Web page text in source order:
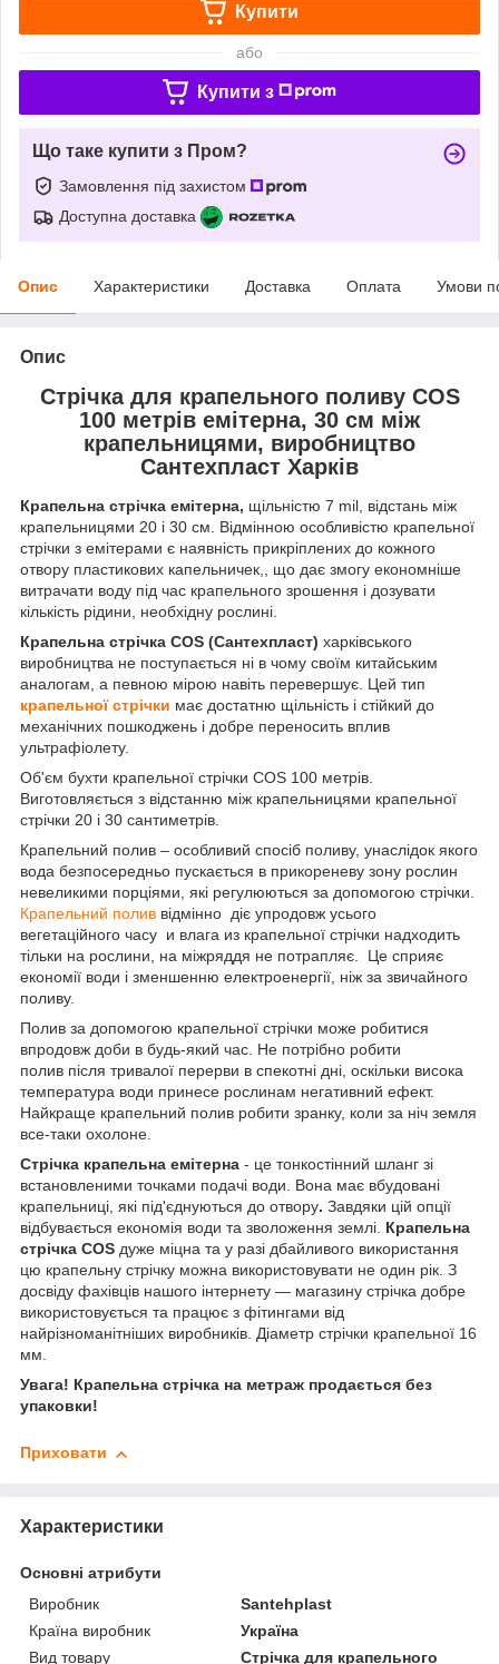
Купити
або
Купити з
Що таке купити з Пром?
Замовлення під захистом
Доступна доставка
Опис Характеристики Доставка Оплата Умови
Опис
Стрічка для крапельного поливу COS
100 метрів емітерна, 30 см між
крапельницями, виробництво
Сантехпласт Харків
Крапельна стрічка емітерна, щільністю 7 mil, відстань між
крапельницями 20 і 30 см. Відмінною особливістю крапельної
стрічки з емітерами є наявність прикріплених до кожного
отвору пластикових капельничек,, що дає змогу економніше
витрачати воду під час крапельного зрошення і дозувати
кількість рідини, необхідну рослині.
Крапельна стрічка COS (Сантехпласт) харківського
виробництва не поступається ні в чому своїм китайським
аналогам, а певною мірою навіть перевершує. Цей тип
крапельної стрічки має достатню щільність і стійкий до
механічних пошкоджень і добре переносить вплив
ультрафіолету.
Об'єм бухти крапельної стрічки COS 100 метрів.
Виготовляється з відстанню між крапельницями крапельної
стрічки 20 і 30 сантиметрів.
Крапельний полив – особливий спосіб поливу, унаслідок якого
вода безпосередньо пускається в прикореневу зону рослин
невеликими порціями, які регулюються за допомогою стрічки.
Крапельний полив відмінно діє упродовж усього
вегетаційного часу и влага из крапельної стрічки надходить
тільки на рослини, на міжряддя не потрапляє. Це сприяє
економії води і зменшенню електроенергії, ніж за звичайного
поливу.
Полив за допомогою крапельної стрічки може робитися
впродовж доби в будь-який час. Не потрібно робити
полив після тривалої перерви в спекотні дні, оскільки висока
температура води принесе рослинам негативний ефект.
Найкраще крапельний полив робити зранку, коли за ніч земля
все-таки охолоне.
Стрічка крапельна емітерна - це тонкостінний шланг зі
встановленими точками подачі води. Вона має вбудовані
крапельниці, які під'єднуються до отвору. Завдяки цій опції
відбувається економія води та зволоження землі. Крапельна
стрічка COS дуже міцна та у разі дбайливого використання
цю крапельну стрічку можна використовувати не один рік. З
досвіду фахівців нашого інтернету — магазину стрічка добре
використовується та працює з фітингами від
найрізноманітніших виробників. Діаметр стрічки крапельної 16
мм.
Увага! Крапельна стрічка на метраж продається без
упаковки!
Приховати
Характеристики
Основні атрибути
Виробник
Santehplast
Країна виробник
Україна
Вид товару
Стрічка для крапельного